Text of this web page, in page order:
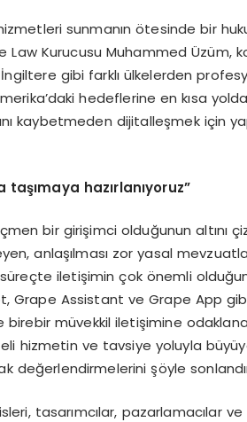
sunmanın ötesinde bir
Law Kurucusu Muhammed Üzüm,
gibi farklı ülkelerden
hedeflerine en kısa
kaybetmeden dijitalleşmek için
hazırlanıyoruz”
bir girişimci olduğunun altını
anlaşılması zor yasal
iletişimin çok önemli
Grape Assistant ve Grape App
müvekkil iletişimine
hizmetin ve tavsiye yoluyla
değerlendirmelerini şöyle
tasarımcılar, pazarlamacılar